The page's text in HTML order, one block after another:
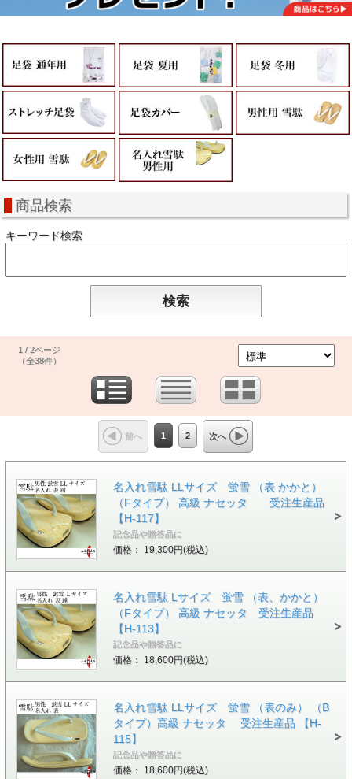
商品検索
キーワード検索
1 / 2ページ
（全38件）
前へ 1 2 次へ
名入れ雪駄 LLサイズ 蛍雪 （表 かかと）
（Fタイプ） 高級 ナセッタ 受注生産品
【H-117】
記念品や贈答品に
価格： 19,300円(税込)
名入れ雪駄 Lサイズ 蛍雪 （表、かかと）
（Fタイプ） 高級 ナセッタ 受注生産品
【H-113】
記念品や贈答品に
価格： 18,600円(税込)
名入れ雪駄 LLサイズ 蛍雪 （表のみ） （B
タイプ）高級 ナセッタ 受注生産品 【H-
115】
記念品や贈答品に
価格： 18,600円(税込)